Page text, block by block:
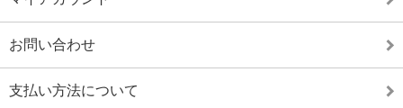
お問い合わせ
支払い方法について